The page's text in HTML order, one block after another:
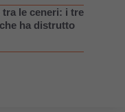
le ceneri: i tre
ha distrutto